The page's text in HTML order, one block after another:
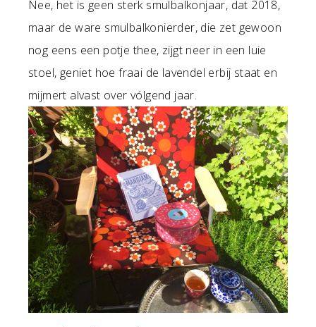
Nee, het is geen sterk smulbalkonjaar, dat 2018,
maar de ware smulbalkonierder, die zet gewoon
nog eens een potje thee, zijgt neer in een luie
stoel, geniet hoe fraai de lavendel erbij staat en
mijmert alvast over vólgend jaar.